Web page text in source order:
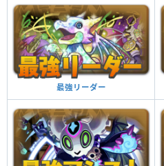
攻撃強化
攻撃が100アッ
最強リーダー